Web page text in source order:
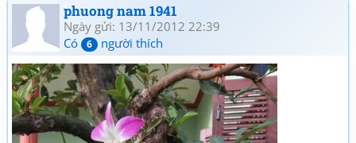
phuong nam 1941
Ngày gửi: 13/11/2012 22:39
Có
6 người thích